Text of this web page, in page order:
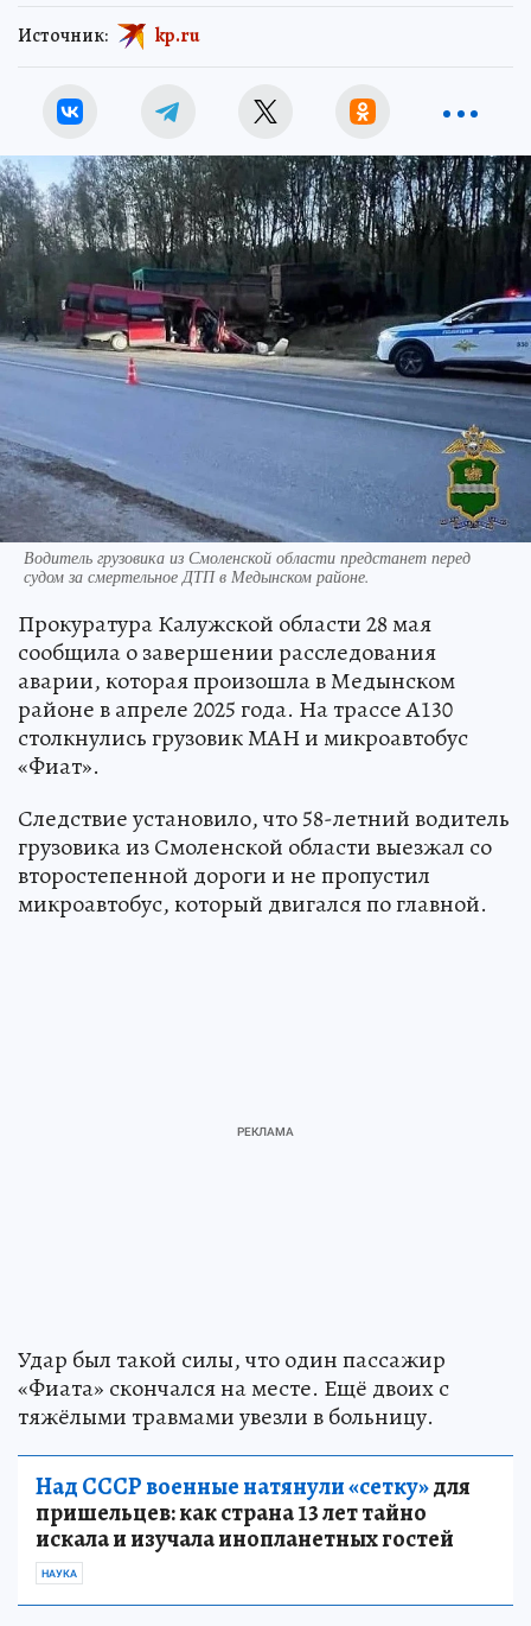
Источник: kp.ru
Водитель грузовика из Смоленской области предстанет перед
судом за смертельное ДТП в Медынском районе.
Прокуратура Калужской области 28 мая
сообщила о завершении расследования
аварии, которая произошла в Медынском
районе в апреле 2025 года. На трассе А130
столкнулись грузовик МАН и микроавтобус
«Фиат».
Следствие установило, что 58-летний водитель
грузовика из Смоленской области выезжал со
второстепенной дороги и не пропустил
микроавтобус, который двигался по главной.
Удар был такой силы, что один пассажир
«Фиата» скончался на месте. Ещё двоих с
тяжёлыми травмами увезли в больницу.
Над СССР военные натянули «сетку»для
пришельцев: как страна 13 лет тайно
искала и изучала инопланетных гостей
НАУКА